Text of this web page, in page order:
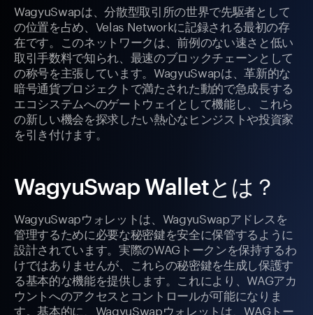
WagyuSwapは、分散型取引所の世界で先駆者として
の位置を占め、Velas Networkに記録される最初の存
在です。このネットワークは、前例のない速さと低い
取引手数料で知られ、最速のブロックチェーンとして
の称号を主張しています。WagyuSwapは、革新的な
暗号通貨プロジェクトで満たされた動的で急成長する
エコシステムへのゲートウェイとして機能し、これら
の新しい機会を探求したい熱心なヒンジストや投資家
を引き付けます。
WagyuSwap Walletとは？
WagyuSwapウォレットは、WagyuSwapアドレスを
管理するために必要な秘密鍵を安全に保管するように
設計されています。実際のWAGトークンを保持するわ
けではありませんが、これらの秘密鍵を生成し保護す
る基本的な機能を提供します。これにより、WAGアカ
ウントへのアクセスとコントロールが可能になりま
す。基本的に、WagyuSwapウォレットは、WAGトー